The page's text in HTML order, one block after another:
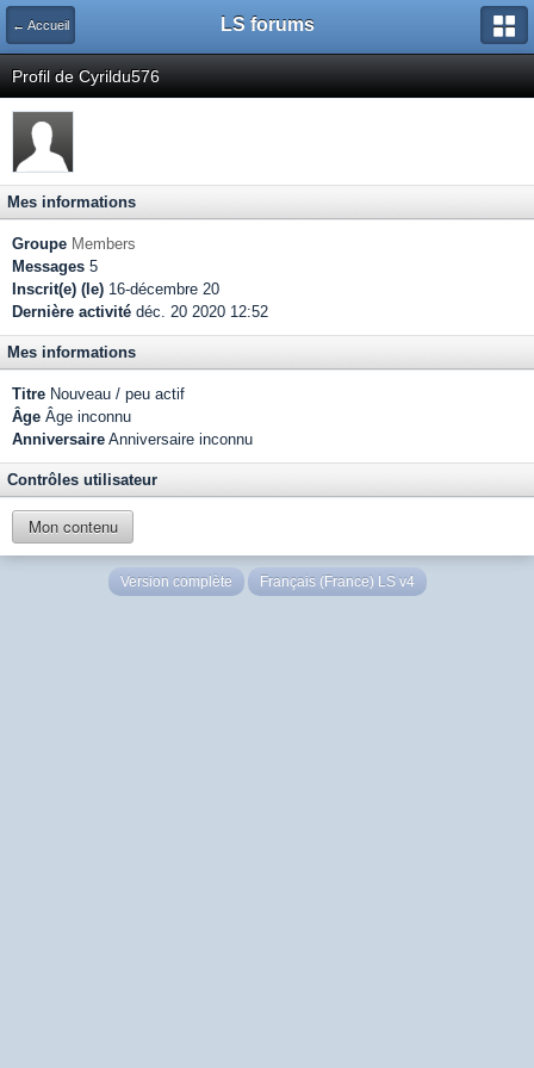
← Accueil LS forums
Profil de Cyrildu576
Mes informations
Groupe Members
Messages 5
Inscrit(e) (le) 16-décembre 20
Dernière activité déc. 20 2020 12:52
Mes informations
Titre Nouveau / peu actif
Âge Âge inconnu
Anniversaire Anniversaire inconnu
Contrôles utilisateur
Mon contenu
Version complète Français (France) LS v4